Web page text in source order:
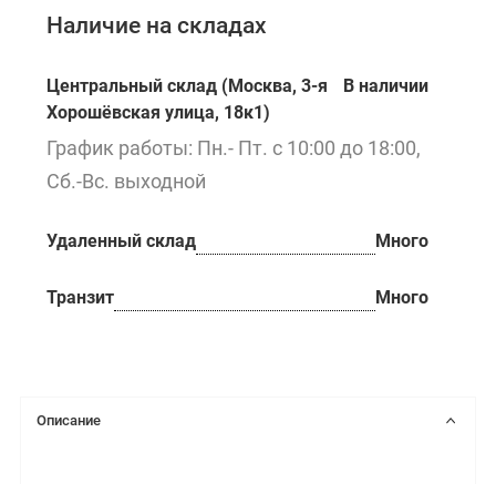
Наличие на складах
Центральный склад (Москва, 3-я
Хорошёвская улица, 18к1)
В наличии
График работы: Пн.- Пт. с 10:00 до 18:00,
Сб.-Вс. выходной
Удаленный склад Много
Транзит Много
Описание